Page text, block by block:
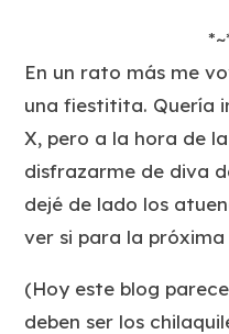
En un rato más me
una fiestitita. Quería
X, pero a la hora de
disfrazarme de diva
dejé de lado los
ver si para la próxima
(Hoy este blog
deben ser los